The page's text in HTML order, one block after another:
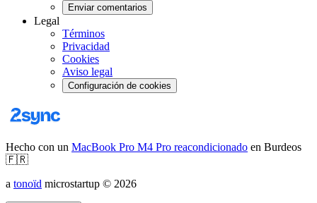
Enviar comentarios
Legal
Términos
Privacidad
Cookies
Aviso legal
Configuración de cookies
Hecho con un MacBook Pro M4 Pro reacondicionado en Burdeos
🇫🇷
a tonoïd microstartup © 2026